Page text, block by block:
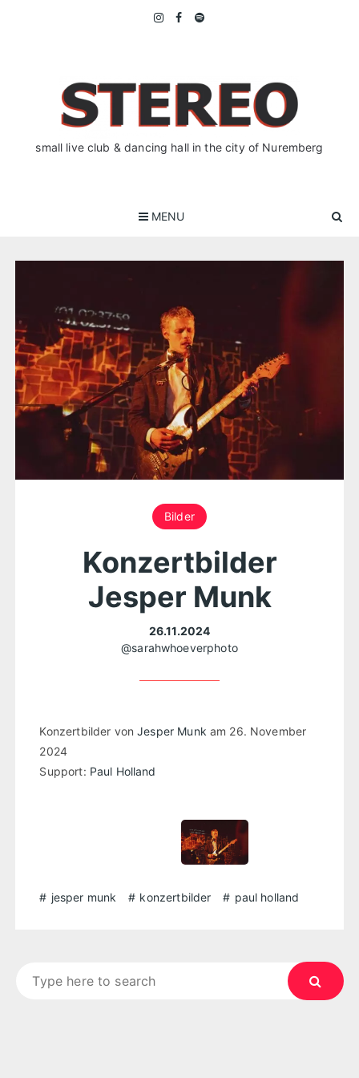
small live club & dancing hall in the city of Nuremberg
MENU
Bilder
Konzertbilder
Jesper Munk
26.11.2024
@sarahwhoeverphoto
Konzertbilder vonJesper Munk am 26. November
2024
Support: Paul Holland
jesper munk konzertbilder paul holland